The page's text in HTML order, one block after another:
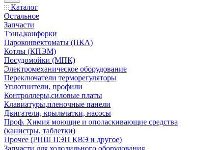
Каталог
Остальное
Запчасти
Тэны,конфорки
Пароконвектоматы (ПКА)
Котлы (КПЭМ)
Посудомойки (МПК)
Электромеханическое оборудование
Переключатели терморегуляторы
Уплотнители, профили
Контроллеры,силовые платы
Клавиатуры,пленочные панели
Двигатели, крыльчатки, насосы
Проф. Химия моющие и ополаскивающие средства
(канистры, таблетки)
Прочее (РПШ ПЭП КВЭ и другое)
Запчасти для холодильного оборудования